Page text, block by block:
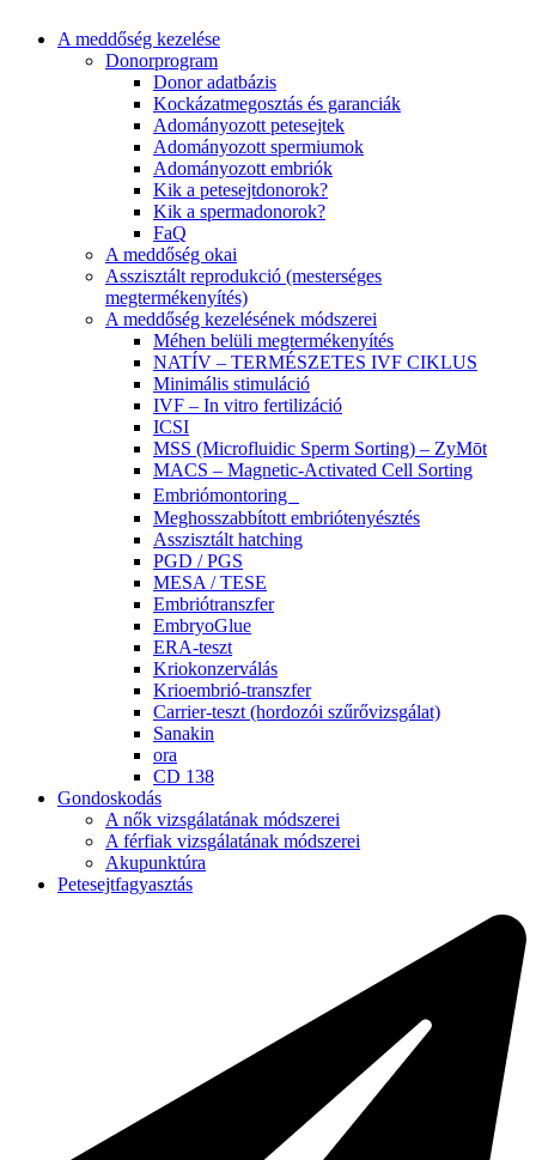
A meddőség kezelése
Donorprogram
Donor adatbázis
Kockázatmegosztás és garanciák
Adományozott petesejtek
Adományozott spermiumok
Adományozott embriók
Kik a petesejtdonorok?
Kik a spermadonorok?
FaQ
A meddőség okai
Asszisztált reprodukció (mesterséges
megtermékenyítés)
A meddőség kezelésének módszerei
Méhen belüli megtermékenyítés
NATÍV – TERMÉSZETES IVF CIKLUS
Minimális stimuláció
IVF – In vitro fertilizáció
ICSI
MSS (Microfluidic Sperm Sorting) – ZyMōt
MACS – Magnetic-Activated Cell Sorting
Embriómontoring
Meghosszabbított embriótenyésztés
Asszisztált hatching
PGD / PGS
MESA / TESE
Embriótranszfer
EmbryoGlue
ERA-teszt
Kriokonzerválás
Krioembrió-transzfer
Carrier-teszt (hordozói szűrővizsgálat)
Sanakin
ora
CD 138
Gondoskodás
A nők vizsgálatának módszerei
A férfiak vizsgálatának módszerei
Akupunktúra
Petesejtfagyasztás